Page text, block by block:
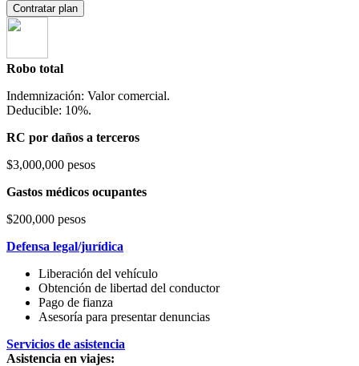
Contratar plan
Robo total
Indemnización: Valor comercial.
Deducible: 10%.
RC por daños a terceros
$3,000,000 pesos
Gastos médicos ocupantes
$200,000 pesos
Defensa legal/jurídica
Liberación del vehículo
Obtención de libertad del conductor
Pago de fianza
Asesoría para presentar denuncias
Servicios de asistencia
Asistencia en viajes: